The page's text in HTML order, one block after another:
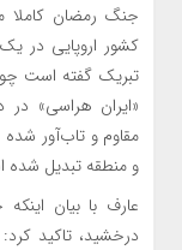
جنگ رمضان کاملا
کشور اروپایی در یک
تبریک گفته است چون
«ایران هراسی» در
مقاوم و تاب‌آور
و منطقه تبدیل
عارف با بیان
درخشید، تاکید